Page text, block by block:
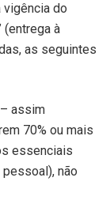
vigência do
(entrega à
as seguintes
assim
70% ou mais
essenciais
não